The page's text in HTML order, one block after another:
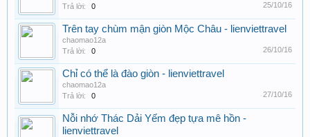
Trả lời:
0 25/10/16
Trên tay chùm mận giòn Mộc Châu - lienviettravel
chaomao12a
Trả lời:
0 26/10/16
Chỉ có thể là đào giòn - lienviettravel
chaomao12a
Trả lời:
0 27/10/16
Nỗi nhớ Thác Dải Yếm đẹp tựa mê hồn -
lienviettravel